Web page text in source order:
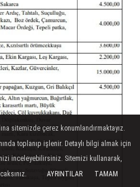
sitemizde çerez konumlandırmaktayız.
toplanıp işlenir. Detaylı bilgi almak için
inceleyebilirsiniz. Sitemizi kullanarak,
AYRINTILAR TAMAM